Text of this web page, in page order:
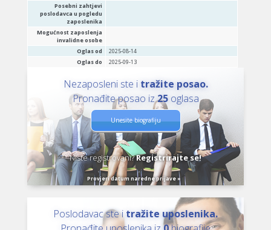
Posebni zahtjevi
poslodavca u pogledu
zaposlenika
Mogućnost zaposlenja
invalidne osobe
Oglas od
2025-08-14
Oglas do
2025-09-13
Nezaposleni ste i tražite posao.
Pronađite posao iz25oglasa
Unesite biografiju
Niste registrovani?Registrirajte se!
Provjeri datum naredne prijave »
Poslodavac ste i tražite uposlenika.